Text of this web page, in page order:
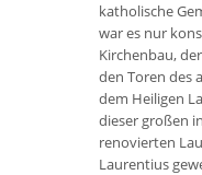
katholische
war es nur
Kirchenbau,
den Toren des
dem Heiligen
dieser großen
renovierten
Laurentius